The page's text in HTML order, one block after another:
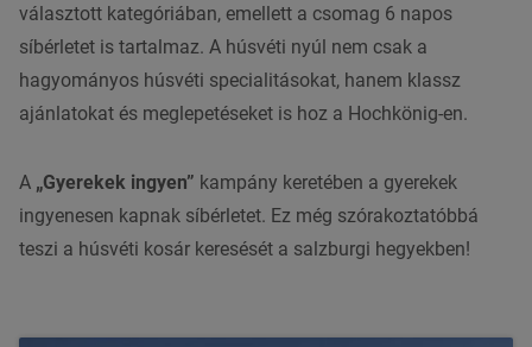
választott kategóriában, emellett a csomag 6 napos
síbérletet is tartalmaz. A húsvéti nyúl nem csak a
hagyományos húsvéti specialitásokat, hanem klassz
ajánlatokat és meglepetéseket is hoz a Hochkönig-en.
A „Gyerekek ingyen” kampány keretében a gyerekek
ingyenesen kapnak síbérletet. Ez még szórakoztatóbbá
teszi a húsvéti kosár keresését a salzburgi hegyekben!